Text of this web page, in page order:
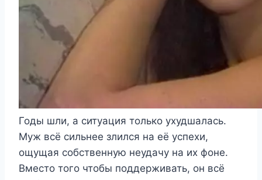
Годы шли, а ситуация только ухудшалась.
Муж всё сильнее злился на её успехи,
ощущая собственную неудачу на их фоне.
Вместо того чтобы поддерживать, он всё